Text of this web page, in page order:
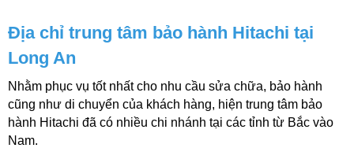
Địa chỉ trung tâm bảo hành Hitachi tại
Long An
Nhằm phục vụ tốt nhất cho nhu cầu sửa chữa, bảo hành
cũng như di chuyển của khách hàng, hiện trung tâm bảo
hành Hitachi đã có nhiều chi nhánh tại các tỉnh từ Bắc vào
Nam.